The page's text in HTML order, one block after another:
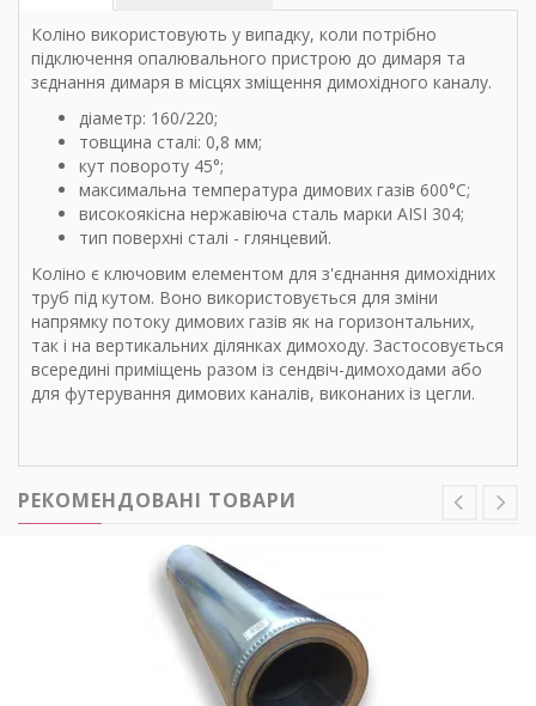
Коліно використовують у випадку, коли потрібно
підключення опалювального пристрою до димаря та
зєднання димаря в місцях зміщення димохідного каналу.
діаметр: 160/220;
товщина сталі: 0,8 мм;
кут повороту 45°;
максимальна температура димових газів 600°С;
високоякісна нержавіюча сталь марки AISI 304;
тип поверхні сталі - глянцевий.
Коліно є ключовим елементом для з'єднання димохідних
труб під кутом. Воно використовується для зміни
напрямку потоку димових газів як на горизонтальних,
так і на вертикальних ділянках димоходу. Застосовується
всередині приміщень разом із сендвіч-димоходами або
для футерування димових каналів, виконаних із цегли.
РЕКОМЕНДОВАНІ ТОВАРИ